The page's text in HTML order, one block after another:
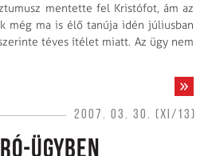
mentette fel Kristófot, ám az
még ma is élő tanúja idén júliusban
téves ítélet miatt. Az ügy nem
2007. 03. 30. (XI/13)